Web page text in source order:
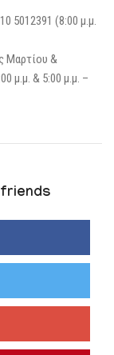
5012391 (8:00 μ.μ.
Μαρτίου &
μ.μ. & 5:00 μ.μ. –